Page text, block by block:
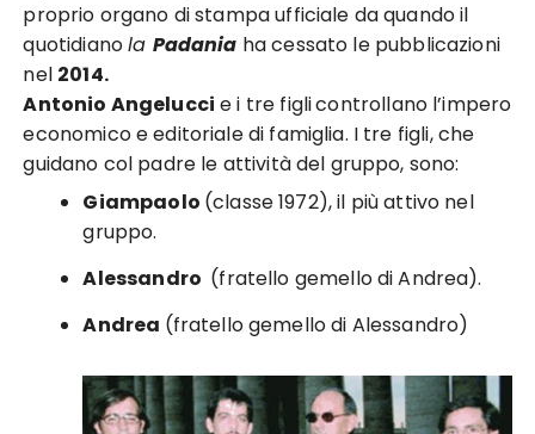
proprio organo di stampa ufficiale da quando il
quotidianola Padania ha cessato le pubblicazioni
nel 2014.
Antonio Angelucci e i tre figlicontrollano l’impero
economico e editoriale di famiglia. I tre figli, che
guidano col padre le attività del gruppo, sono:
Giampaolo (classe 1972), il più attivo nel
gruppo.
Alessandro (fratello gemello di Andrea).
Andrea (fratello gemello di Alessandro)